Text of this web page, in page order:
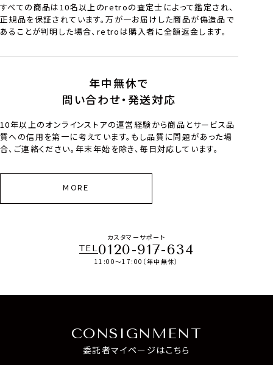
すべての商品は10名以上のretroの査定士によって鑑定され、
正規品を保証されています。万が一お届けした商品が偽造品で
あることが判明した場合、retroは購入者に全額返金します。
年中無休で
問い合わせ・発送対応
10年以上のオンラインストアの運営経験から商品とサービス品
質への信用を第一に考えています。もし品質に問題があった場
合、ご連絡ください。年末年始を除き、毎日対応しています。
MORE
カスタマーサポート
TEL0120-917-634
11:00～17:00（年中無休）
CONSIGNMENT
委託者マイページはこちら